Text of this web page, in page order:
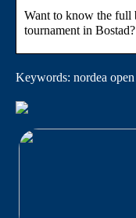
Want to know the full
tournament in
Keywords: nordea